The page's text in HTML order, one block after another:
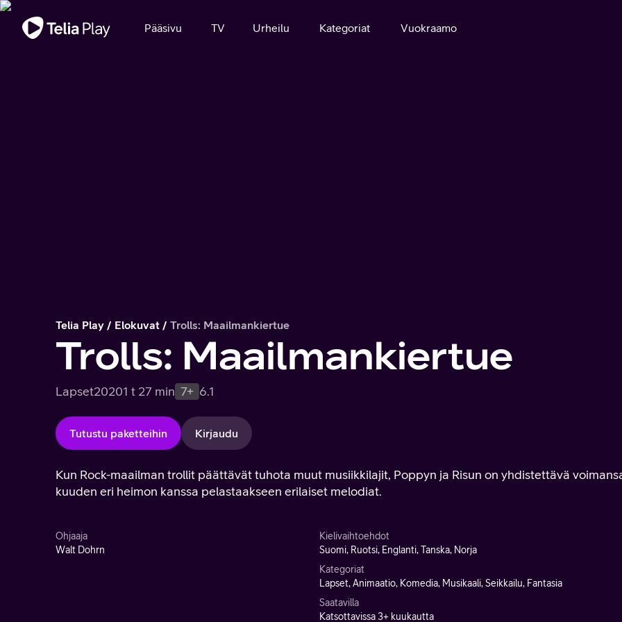
Tärkeä viesti
Pääsivu TV Urheilu Kategoriat Vuokraamo
Telia Play Elokuvat Trolls: Maailmankiertue
Trolls: Maailmankiertue
Lapset20201 t 27 min 7+ 6.1
Tutustu paketteihin Kirjaudu
Kun Rock-maailman trollit päättävät tuhota muut musiikkilajit, Poppyn ja Risun on yhdistettävä
kuuden eri heimon kanssa pelastaakseen erilaiset melodiat.
Ohjaaja
Walt Dohrn
Kielivaihtoehdot
Suomi, Ruotsi, Englanti, Tanska, Norja
Kategoriat
Lapset, Animaatio, Komedia, Musikaali, Seikkailu, Fantasia
Saatavilla
Katsottavissa 3+ kuukautta